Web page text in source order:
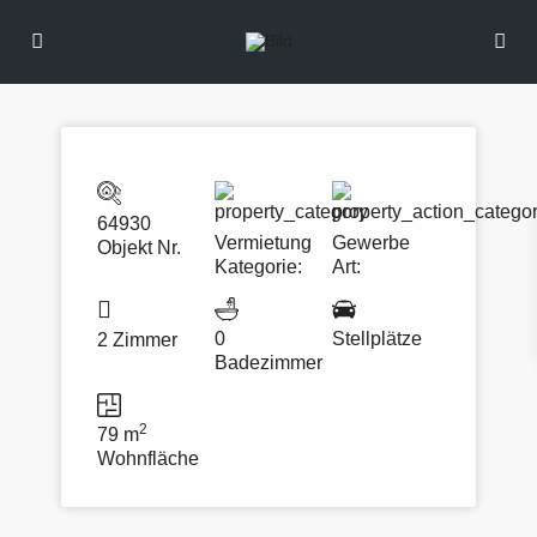
64930
Objekt Nr.
Vermietung
Kategorie:
Gewerbe
Art:
2 Zimmer
0
Badezimmer
Stellplätze
79 m2
Wohnfläche